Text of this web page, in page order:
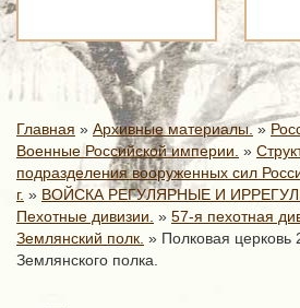
Главная » Архивные материалы.»
Военные Российской империи. »
подразделения вооруженных сил
г. » ВОЙСКА РЕГУЛЯРНЫЕ И
Пехотные дивизии. » 57-я пехотная
Землянский полк. » Полковая церковь
Землянского полка.